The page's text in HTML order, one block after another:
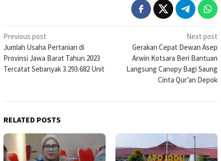
Post
navigation
Previous post
Jumlah Usaha Pertanian di
Provinsi Jawa Barat Tahun 2023
Tercatat Sebanyak 3.293.682 Unit
Next post
Gerakan Cepat Dewan Asep
Arwin Kotsara Beri Bantuan
Langsung Canopy Bagi Saung
Cinta Qur’an Depok
RELATED POSTS